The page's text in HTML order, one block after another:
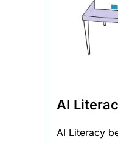
AI
AI Literacy